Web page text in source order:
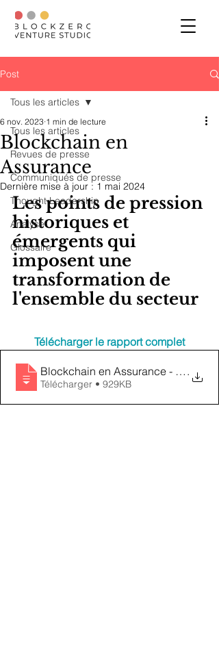
Post
Tous les articles
Revues de presse
Communiqués de presse
Thought Leadership
Analyse
Glossaire
Tous les articles
Blockchain en
Assurance
6 nov. 2023 1 min de lecture
Dernière mise à jour : 1 mai 2024
Les points de pression
historiques et
émergents qui
imposent une
transformation de
l'ensemble du secteur
Télécharger le rapport complet
Blockchain en Assurance - Les
.
Télécharger • 929KB